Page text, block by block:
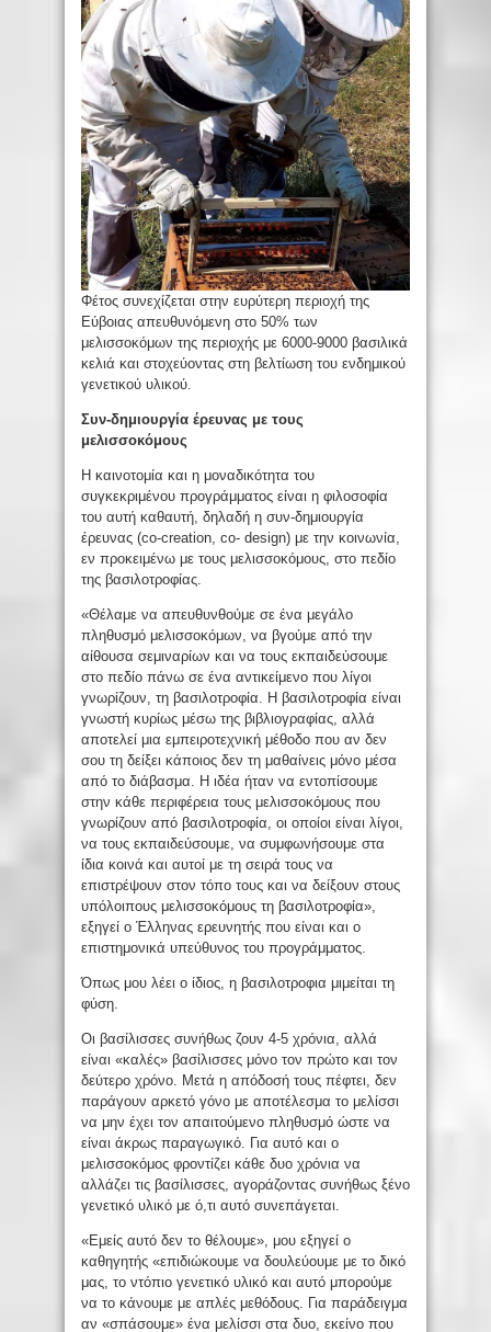
Φέτος συνεχίζεται στην ευρύτερη περιοχή της
Εύβοιας απευθυνόμενη στο 50% των
μελισσοκόμων της περιοχής με 6000-9000 βασιλικά
κελιά και στοχεύοντας στη βελτίωση του ενδημικού
γενετικού υλικού.
Συν-δημιουργία έρευνας με τους
μελισσοκόμους
Η καινοτομία και η μοναδικότητα του
συγκεκριμένου προγράμματος είναι η φιλοσοφία
του αυτή καθαυτή, δηλαδή η συν-δημιουργία
έρευνας (co-creation, co- design) με την κοινωνία,
εν προκειμένω με τους μελισσοκόμους, στο πεδίο
της βασιλοτροφίας.
«Θέλαμε να απευθυνθούμε σε ένα μεγάλο
πληθυσμό μελισσοκόμων, να βγούμε από την
αίθουσα σεμιναρίων και να τους εκπαιδεύσουμε
στο πεδίο πάνω σε ένα αντικείμενο που λίγοι
γνωρίζουν, τη βασιλοτροφία. Η βασιλοτροφία είναι
γνωστή κυρίως μέσω της βιβλιογραφίας, αλλά
αποτελεί μια εμπειροτεχνική μέθοδο που αν δεν
σου τη δείξει κάποιος δεν τη μαθαίνεις μόνο μέσα
από το διάβασμα. Η ιδέα ήταν να εντοπίσουμε
στην κάθε περιφέρεια τους μελισσοκόμους που
γνωρίζουν από βασιλοτροφία, οι οποίοι είναι λίγοι,
να τους εκπαιδεύσουμε, να συμφωνήσουμε στα
ίδια κοινά και αυτοί με τη σειρά τους να
επιστρέψουν στον τόπο τους και να δείξουν στους
υπόλοιπους μελισσοκόμους τη βασιλοτροφία»,
εξηγεί ο Έλληνας ερευνητής που είναι και ο
επιστημονικά υπεύθυνος του προγράμματος.
Όπως μου λέει ο ίδιος, η βασιλοτροφια μιμείται τη
φύση.
Οι βασίλισσες συνήθως ζουν 4-5 χρόνια, αλλά
είναι «καλές» βασίλισσες μόνο τον πρώτο και τον
δεύτερο χρόνο. Μετά η απόδοσή τους πέφτει, δεν
παράγουν αρκετό γόνο με αποτέλεσμα το μελίσσι
να μην έχει τον απαιτούμενο πληθυσμό ώστε να
είναι άκρως παραγωγικό. Για αυτό και ο
μελισσοκόμος φροντίζει κάθε δυο χρόνια να
αλλάζει τις βασίλισσες, αγοράζοντας συνήθως ξένο
γενετικό υλικό με ό,τι αυτό συνεπάγεται.
«Εμείς αυτό δεν το θέλουμε», μου εξηγεί ο
καθηγητής «επιδιώκουμε να δουλεύουμε με το δικό
μας, το ντόπιο γενετικό υλικό και αυτό μπορούμε
να το κάνουμε με απλές μεθόδους. Για παράδειγμα
αν «σπάσουμε» ένα μελίσσι στα δυο, εκείνο που